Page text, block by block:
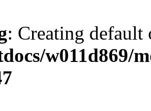
: Creating
w011d869/